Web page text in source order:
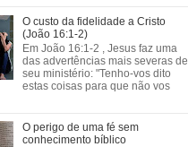
O custo da fidelidade a Cristo
(João 16:1-2)
Em João 16:1-2 , Jesus faz uma
das advertências mais severas de
seu ministério: "Tenho-vos dito
estas coisas para que não vos
O perigo de uma fé sem
conhecimento bíblico